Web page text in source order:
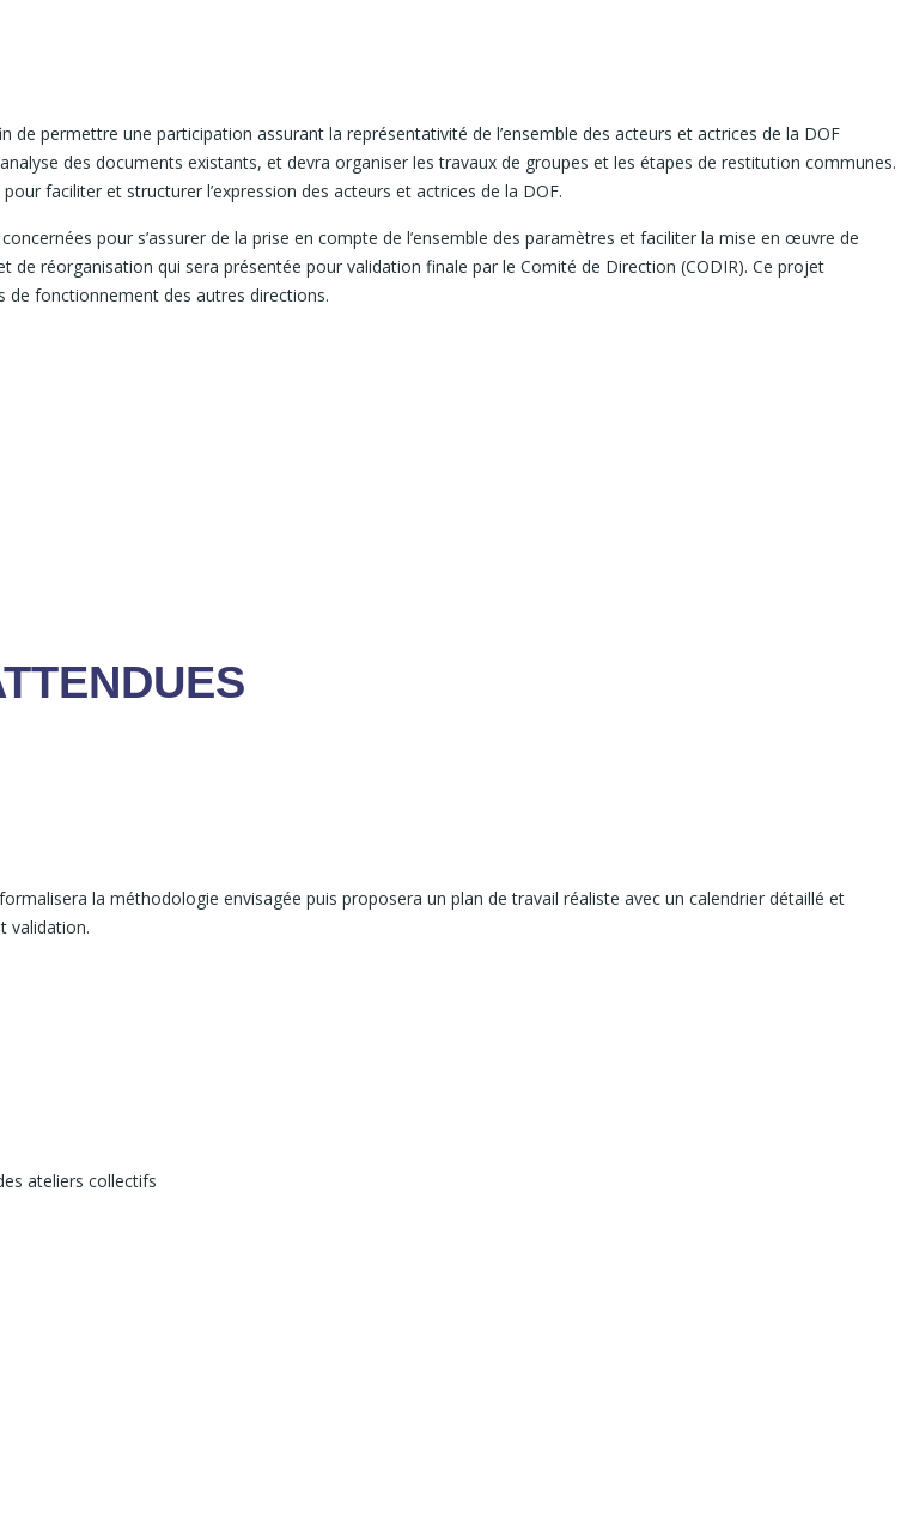
permettre une participation assurant la représentativité de l’ensemble des acteurs et actrices de la DOF
des documents existants, et devra organiser les travaux de groupes et les étapes de restitution communes.
faciliter et structurer l’expression des acteurs et actrices de la DOF.
pour s’assurer de la prise en compte de l’ensemble des paramètres et faciliter la mise en œuvre de
de réorganisation qui sera présentée pour validation finale par le Comité de Direction (CODIR). Ce projet
de fonctionnement des autres directions.
la méthodologie envisagée puis proposera un plan de travail réaliste avec un calendrier détaillé et
validation.
ateliers collectifs